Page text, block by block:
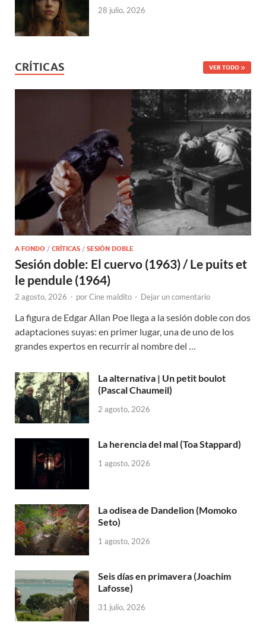
28 julio, 2026
CRÍTICAS VER TODO
A FONDO / CRÍTICAS / SESIÓN DOBLE
Sesión doble: El cuervo (1963) / Le puits et
le pendule (1964)
2 agosto, 2026 - porCine maldito - Dejar un comentario
La figura de Edgar Allan Poe llega a la sesión doble con dos
adaptaciones suyas: en primer lugar, una de uno de los
grandes expertos en recurrir al nombre del …
La alternativa | Un petit boulot
(Pascal Chaumeil)
2 agosto, 2026
La herencia del mal (Toa Stappard)
1 agosto, 2026
La odisea de Dandelion (Momoko
Seto)
1 agosto, 2026
Seis días en primavera (Joachim
Lafosse)
31 julio, 2026